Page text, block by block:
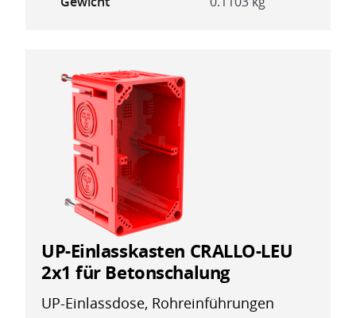
UP-Einlasskasten CRALLO-LEU
2x1 für Betonschalung
UP-Einlassdose, Rohreinführungen